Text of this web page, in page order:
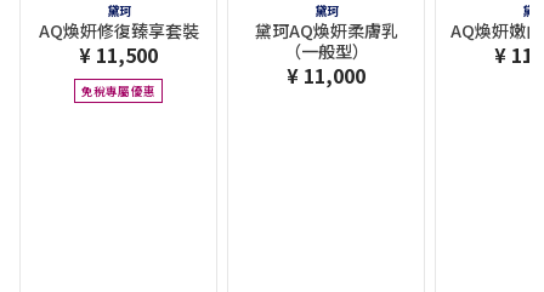
黛珂
AQ煥妍修復臻享套裝
¥ 11,500
免稅專屬優惠
黛珂
黛珂AQ煥妍柔膚乳
（一般型）
¥ 11,000
黛
AQ煥妍嫩
¥